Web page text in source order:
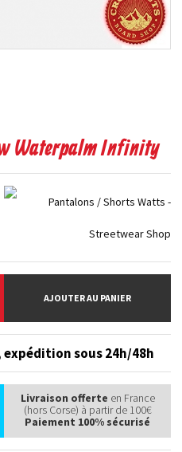
Waterpalm Infinity
AJOUTER AU PANIER
expédition sous 24h/48h
Livraison offerte en France
(hors Corse) à partir de 100€
Paiement 100% sécurisé